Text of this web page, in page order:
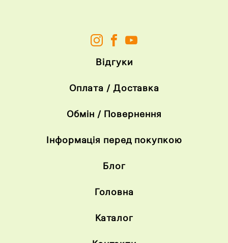
Відгуки
Оплата / Доставка
Обмін / Повернення
Інформація перед покупкою
Блог
Головна
Каталог